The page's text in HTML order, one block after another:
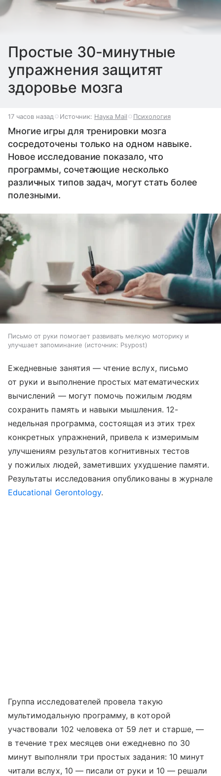
Простые 30-минутные
упражнения защитят
здоровье мозга
17 часов назад Источник: Наука Mail Психология
Многие игры для тренировки мозга
сосредоточены только на одном навыке.
Новое исследование показало, что
программы, сочетающие несколько
различных типов задач, могут стать более
полезными.
Письмо от руки помогает развивать мелкую моторику и
улучшает запоминание
источник: Psypost
Ежедневные занятия — чтение вслух, письмо
от руки и выполнение простых математических
вычислений — могут помочь пожилым людям
сохранить память и навыки мышления. 12-
недельная программа, состоящая из этих трех
конкретных упражнений, привела к измеримым
улучшениям результатов когнитивных тестов
у пожилых людей, заметивших ухудшение памяти.
Результаты исследования опубликованы в журнале
Educational Gerontology.
Группа исследователей провела такую
мультимодальную программу, в которой
участвовали 102 человека от 59 лет и старше, —
в течение трех месяцев они ежедневно по 30
минут выполняли три простых задания: 10 минут
читали вслух, 10 — писали от руки и 10 — решали